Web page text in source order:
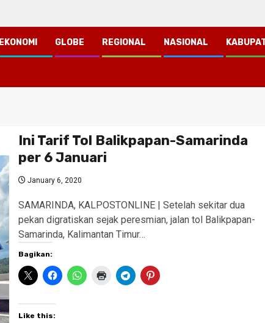
EKONOMI GLOBE REGIONAL NASIONAL
Ini Tarif Tol Balikpapan-Samarinda
per 6 Januari
January 6, 2020
SAMARINDA, KALPOSTONLINE | Setelah sekitar dua
pekan digratiskan sejak peresmian, jalan tol Balikpapan-
Samarinda, Kalimantan Timur…
Bagikan:
Like this:
KEMANA